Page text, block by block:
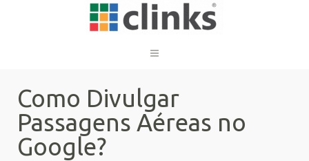
Como Divulgar
Passagens Aéreas no
Google?